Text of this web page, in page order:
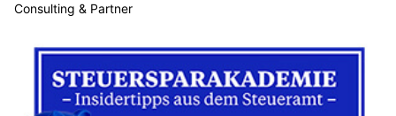
Consulting & Partner